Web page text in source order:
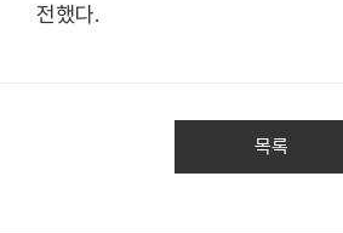
전했다.
목록